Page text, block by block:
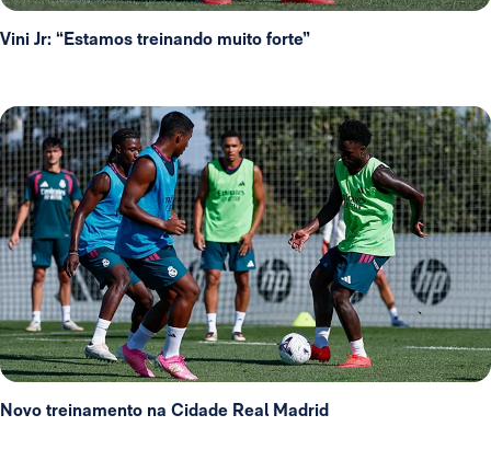
Vini Jr: “Estamos treinando muito forte”
Novo treinamento na Cidade Real Madrid